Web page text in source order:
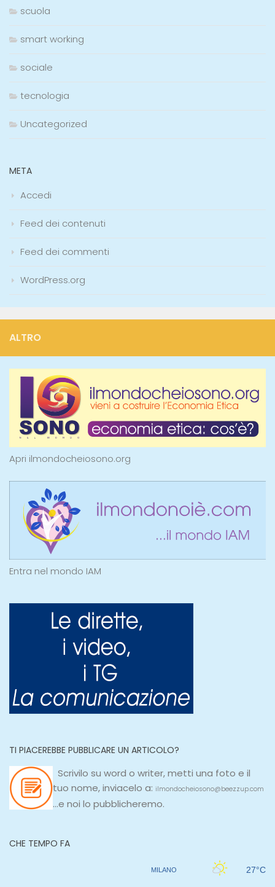
scuola
smart working
sociale
tecnologia
Uncategorized
META
Accedi
Feed dei contenuti
Feed dei commenti
WordPress.org
ALTRO
Apri ilmondocheiosono.org
Entra nel mondo IAM
TI PIACEREBBE PUBBLICARE UN ARTICOLO?
Scrivilo su word o writer, metti una foto e il
tuo nome, inviacelo a: ilmondocheiosono@beezzup.com
...e noi lo pubblicheremo.
CHE TEMPO FA